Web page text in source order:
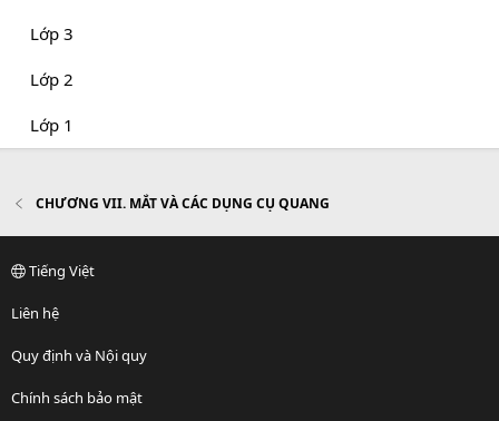
Lớp 3
Lớp 2
Lớp 1
CHƯƠNG VII. MẮT VÀ CÁC DỤNG CỤ QUANG
Tiếng Việt
Liên hệ
Quy định và Nội quy
Chính sách bảo mật